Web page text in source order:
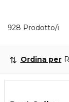
928 Prodotto/i
Ordina per